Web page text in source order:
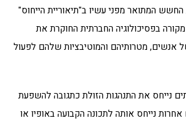
החשש המתואר מפני עשיו ב"תיאוריית הייחוס"
קלי, 1967), שמקורה בפסיכולוגיה החברתית החוקרת את
אנשים, מטרותיהם והמוטיבציות שלהם לפעול
נייחס את התנהגות הזולת כתגובה להשפעת
נייחס אותה לתכונה הקבועה באופיו או